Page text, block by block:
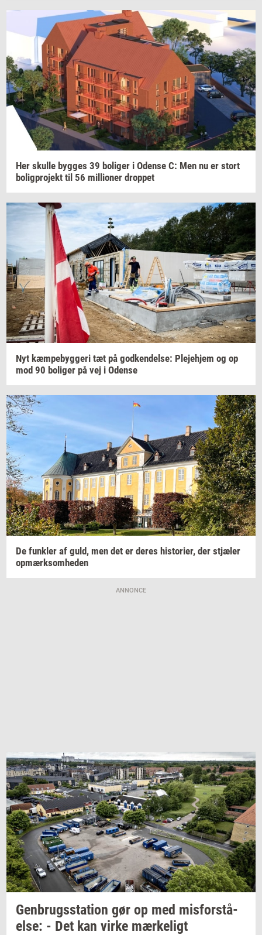
Her skul­le byg­ges 39 bo­li­ger i Oden­se C: Men nu er stort
bo­lig­pro­jekt til 56 mil­li­o­ner drop­pet
Nyt kæm­pe­byg­ge­ri tæt på god­ken­del­se: Ple­je­hjem og op
mod 90 bo­li­ger på vej i Oden­se
De funk­ler af guld, men det er deres hi­sto­ri­er, der stjæ­ler
op­mærk­som­he­den
ANNONCE
Gen­brugs­sta­tion gør op med mis­for­stå­
el­se: - Det kan virke mær­ke­ligt